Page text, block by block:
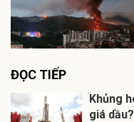
ĐỌC TIẾP
Khủng
giá dầu?